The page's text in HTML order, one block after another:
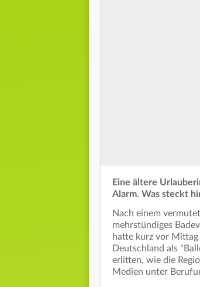
Eine ältere
Alarm. Was steckt
Nach einem
mehrstündiges
hatte kurz vor
Deutschland als
erlitten, wie die
Medien unter